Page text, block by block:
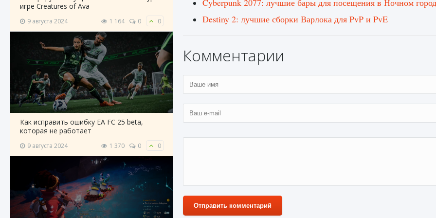
игре Creatures of Ava
9 августа 2024 1 164 0 0
Как исправить ошибку EA FC 25 beta,
которая не работает
9 августа 2024 1 370 0 0
Cyberpunk 2077: лучшие бары для посещения в Ночном
Destiny 2: лучшие сборки Варлока для PvP и PvE
Комментарии
Отправить комментарий